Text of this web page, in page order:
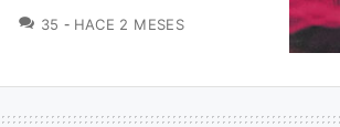
35 COMENTARIOS
HACE 2 MESES